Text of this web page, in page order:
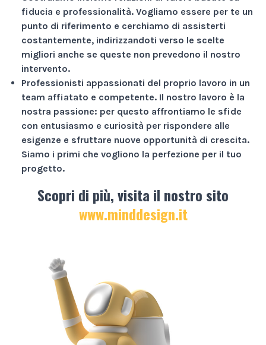
fiducia e professionalità. Vogliamo essere per te un
punto di riferimento e cerchiamo di assisterti
costantemente, indirizzandoti verso le scelte
migliori anche se queste non prevedono il nostro
intervento.
Professionisti appassionati del proprio lavoro in un
team affiatato e competente. Il nostro lavoro è la
nostra passione: per questo affrontiamo le sfide
con entusiasmo e curiosità per rispondere alle
esigenze e sfruttare nuove opportunità di crescita.
Siamo i primi che vogliono la perfezione per il tuo
progetto.
Scopri di più, visita il nostro sito
www.minddesign.it